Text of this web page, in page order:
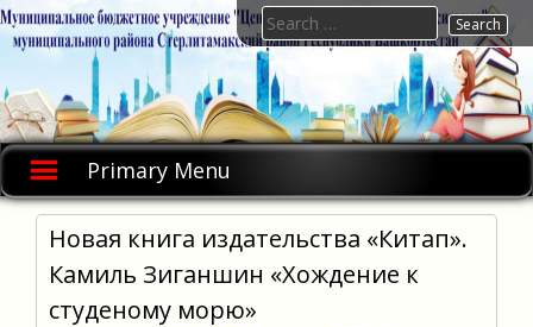
Skip
to
Primary Menu
Search
for:
Новая книга издательства «Китап».
Камиль Зиганшин «Хождение к
студеному морю»